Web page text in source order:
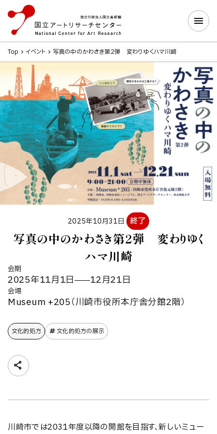
Top イベント 写真の中のかわさき第2弾 変わりゆくハマ川崎
2025年10月31日 終了
写真の中のかわさき第2弾 変わりゆく
ハマ川崎
会期
2025年11月1日 12月21日
会場
Museum +205（川崎市役所本庁舎分館2階）
文化的処方 文化的処方の展示
川崎市では2031年度以降の開館を目指す、新しいミュー